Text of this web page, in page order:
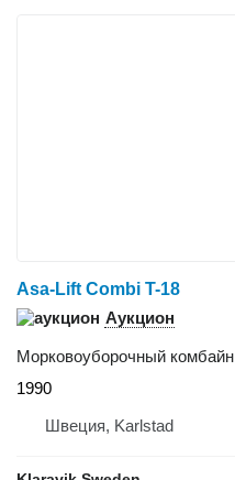
Asa-Lift Combi T-18
Аукцион
Морковоуборочный комбайн
1990
Швеция, Karlstad